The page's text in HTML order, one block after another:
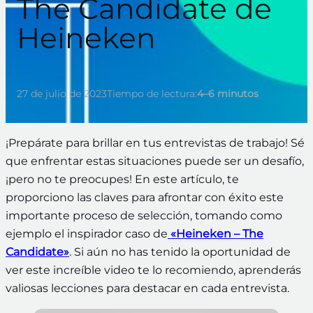
The Candidate de
Heineken
27 de julio de 2023Tiempo de lectura:4–6 minutos
¡Prepárate para brillar en tus entrevistas de trabajo! Sé
que enfrentar estas situaciones puede ser un desafío,
¡pero no te preocupes! En este artículo, te
proporciono las claves para afrontar con éxito este
importante proceso de selección, tomando como
ejemplo el inspirador caso de «Heineken – The
Candidate». Si aún no has tenido la oportunidad de
ver este increíble video te lo recomiendo, aprenderás
valiosas lecciones para destacar en cada entrevista.